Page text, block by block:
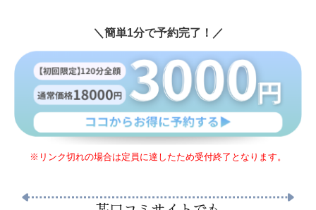
＼簡単1分で予約完了！／
※リンク切れの場合は定員に達したため受付終了となります。